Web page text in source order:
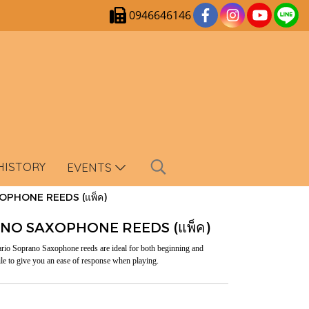
0946646146
EVENTS
REEDS (แพ็ค)
SAXOPHONE REEDS (แพ็ค)
Soprano Saxophone reeds are ideal for both beginning and
to give you an ease of response when playing.